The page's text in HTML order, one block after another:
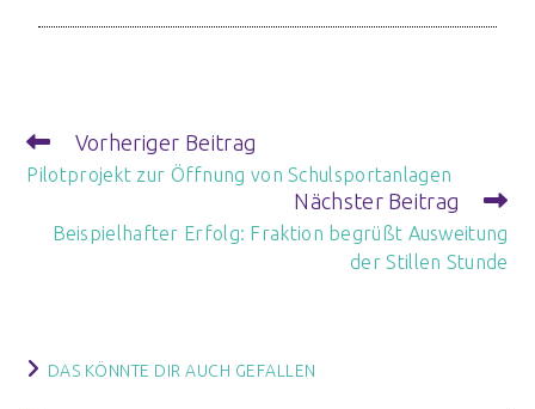
Vorheriger Beitrag
Pilotprojekt zur Öffnung von Schulsportanlagen
Nächster Beitrag
Beispielhafter Erfolg: Fraktion begrüßt Ausweitung
der Stillen Stunde
DAS KÖNNTE DIR AUCH GEFALLEN